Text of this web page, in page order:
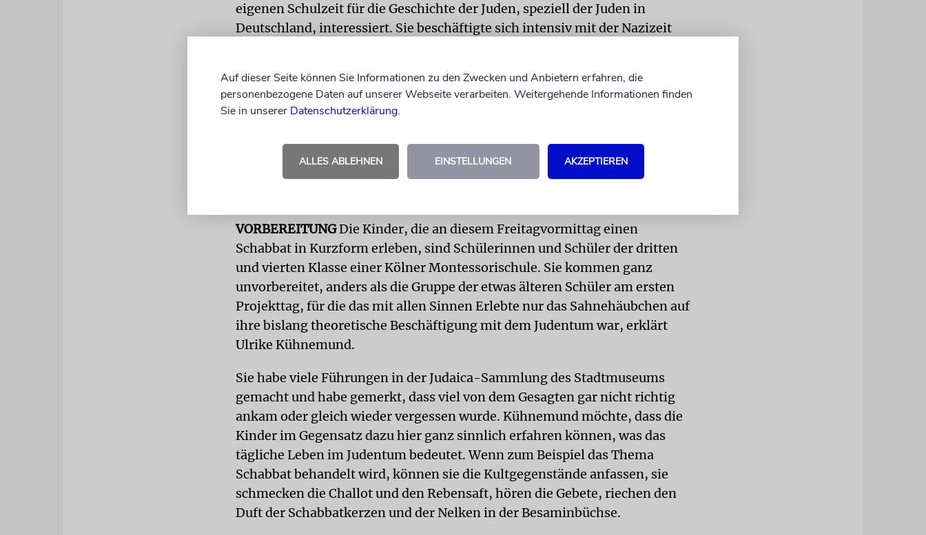
eigenen Schulzeit für die Geschichte der Juden, speziell der Juden in
Deutschland, interessiert. Sie beschäftigte sich intensiv mit der Nazizeit
intensiv betreibt.
Durch Freunde in der liberalen Gemeinde Köln und Besuche in jüdischen
Historikerin tiefer in den Stoff ein. Sie habe sich, wenn sie sich einmal
nicht ganz sicher war bei der Vorbereitung des Projektes, Rat bei ihren
VORBEREITUNGDie Kinder, die an diesem Freitagvormittag einen
Schabbat in Kurzform erleben, sind Schülerinnen und Schüler der dritten
und vierten Klasse einer Kölner Montessorischule. Sie kommen ganz
unvorbereitet, anders als die Gruppe der etwas älteren Schüler am ersten
Projekttag, für die das mit allen Sinnen Erlebte nur das Sahnehäubchen auf
ihre bislang theoretische Beschäftigung mit dem Judentum war, erklärt
Ulrike Kühnemund.
Sie habe viele Führungen in der Judaica-Sammlung des Stadtmuseums
gemacht und habe gemerkt, dass viel von dem Gesagten gar nicht richtig
ankam oder gleich wieder vergessen wurde. Kühnemund möchte, dass die
Kinder im Gegensatz dazu hier ganz sinnlich erfahren können, was das
tägliche Leben im Judentum bedeutet. Wenn zum Beispiel das Thema
Schabbat behandelt wird, können sie die Kultgegenstände anfassen, sie
schmecken die Challot und den Rebensaft, hören die Gebete, riechen den
Duft der Schabbatkerzen und der Nelken in der Besaminbüchse.
Auf dieser Seite können Sie Informationen zu den Zwecken und Anbietern erfahren, die
personenbezogene Daten auf unserer Webseite verarbeiten. Weitergehende Informationen finden
Sie in unserer Datenschutzerklärung.
ALLES ABLEHNEN EINSTELLUNGEN AKZEPTIEREN